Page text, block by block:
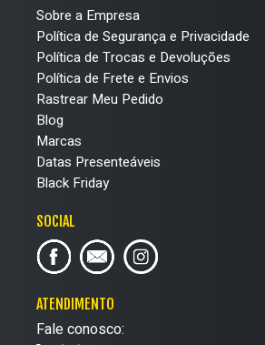
Sobre a Empresa
Política de Segurança e Privacidade
Política de Trocas e Devoluções
Política de Frete e Envios
Rastrear Meu Pedido
Blog
Marcas
Datas Presenteáveis
Black Friday
SOCIAL
ATENDIMENTO
Fale conosco: